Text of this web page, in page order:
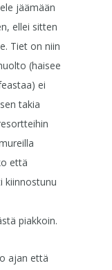
jäämään
ellei sitten
Tiet on niin
(haisee
ei
takia
että
kiinnostunu
piakkoin.
ajan että